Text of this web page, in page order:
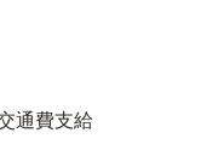
通費支給